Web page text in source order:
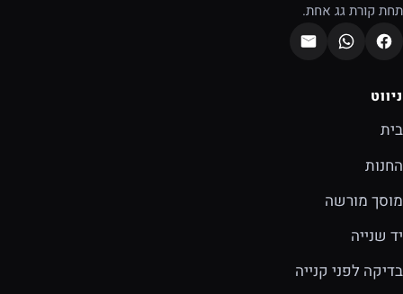
תחת קורת גג אחת.
ניווט
בית
החנות
מוסך מורשה
יד שנייה
בדיקה לפני קנייה